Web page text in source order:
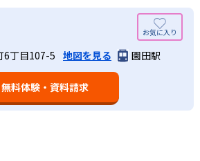
適化された学習計画を設計
では、生徒一人ひとりの学力／適性を
学習の出発点を定め、生徒に最適化
計する。また、生徒それぞれに最適な
に、適切なアドバイスも実施。少しず
スモールステップの教材となっている
学習する」姿勢や態度の育成も重視
国語の基礎力を上げたい人向け
数学）と国語を全ての教科の基礎に
の指導を重視している。算数（数学）
える力の育成を、国語では全ての学力
力」「書く力」の育成に力を入れてい
いる。そのため、算数（数学）と国
、公式サイトでは公開されていな
6丁目107-5 地図を見る 園田駅
無料体験・資料請求